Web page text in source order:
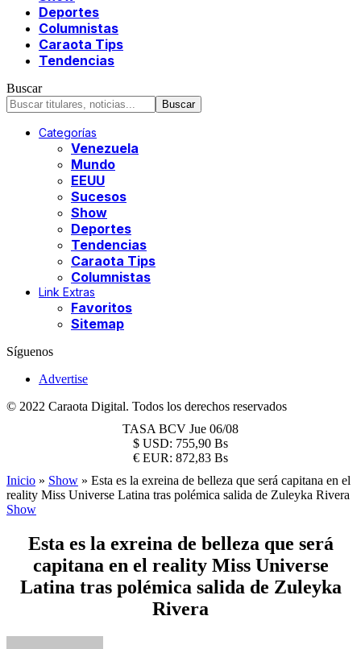
Deportes
Columnistas
Caraota Tips
Tendencias
Buscar
Categorías
Venezuela
Mundo
EEUU
Sucesos
Show
Deportes
Tendencias
Caraota Tips
Columnistas
Link Extras
Favoritos
Sitemap
Síguenos
Advertise
© 2022 Caraota Digital. Todos los derechos reservados
TASA BCV Jue 06/08
$ USD: 755,90 Bs
€ EUR: 872,83 Bs
Inicio » Show » Esta es la exreina de belleza que será capitana en el
reality Miss Universe Latina tras polémica salida de Zuleyka Rivera
Show
Esta es la exreina de belleza que será
capitana en el reality Miss Universe
Latina tras polémica salida de Zuleyka
Rivera